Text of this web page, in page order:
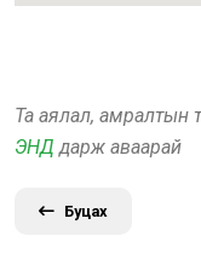
Та аялал, амралтын
ЭНД дарж аваарай
Буцах